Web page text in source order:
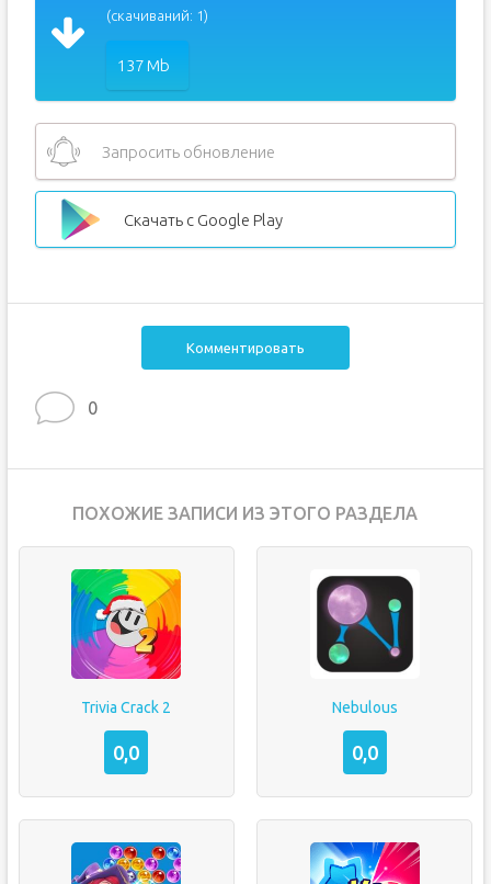
(скачиваний: 1)
137 Mb
Запросить обновление
Скачать с Google Play
Комментировать
0
ПОХОЖИЕ ЗАПИСИ ИЗ ЭТОГО РАЗДЕЛА
Trivia Crack 2
0,0
Nebulous
0,0